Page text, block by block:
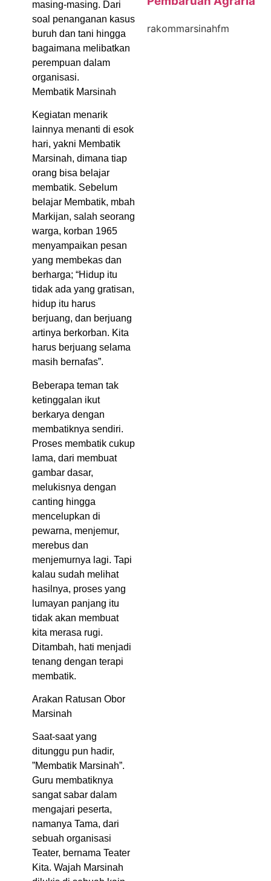
masing-masing. Dari
soal penanganan kasus
buruh dan tani hingga
bagaimana melibatkan
perempuan dalam
organisasi.
Membatik Marsinah
Kegiatan menarik
lainnya menanti di esok
hari, yakni Membatik
Marsinah, dimana tiap
orang bisa belajar
membatik. Sebelum
belajar Membatik, mbah
Markijan, salah seorang
warga, korban 1965
menyampaikan pesan
yang membekas dan
berharga; “Hidup itu
tidak ada yang gratisan,
hidup itu harus
berjuang, dan berjuang
artinya berkorban. Kita
harus berjuang selama
masih bernafas”.
Beberapa teman tak
ketinggalan ikut
berkarya dengan
membatiknya sendiri.
Proses membatik cukup
lama, dari membuat
gambar dasar,
melukisnya dengan
canting hingga
mencelupkan di
pewarna, menjemur,
merebus dan
menjemurnya lagi. Tapi
kalau sudah melihat
hasilnya, proses yang
lumayan panjang itu
tidak akan membuat
kita merasa rugi.
Ditambah, hati menjadi
tenang dengan terapi
membatik.
Arakan Ratusan Obor
Marsinah
Saat-saat yang
ditunggu pun hadir,
”Membatik Marsinah”.
Guru membatiknya
sangat sabar dalam
mengajari peserta,
namanya Tama, dari
sebuah organisasi
Teater, bernama Teater
Kita. Wajah Marsinah
rakommarsinahfm